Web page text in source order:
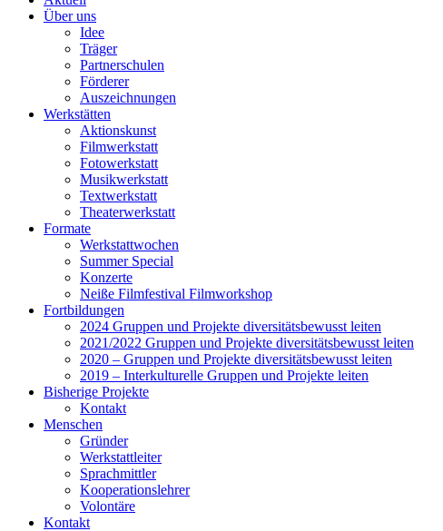
Über uns
Idee
Träger
Partnerschulen
Förderer
Auszeichnungen
Werkstätten
Aktionskunst
Filmwerkstatt
Fotowerkstatt
Musikwerkstatt
Textwerkstatt
Theaterwerkstatt
Formate
Werkstattwochen
Summer Special
Konzerte
Neiße Filmfestival Filmworkshop
Fortbildungen
2024 Gruppen und Projekte diversitätsbewusst leiten
2021/2022 Gruppen und Projekte diversitätsbewusst leiten
2020 – Gruppen und Projekte diversitätsbewusst leiten
2019 – Interkulturelle Gruppen und Projekte leiten
Bisherige Projekte
Kontakt
Menschen
Gründer
Werkstattleiter
Sprachmittler
Kooperationslehrer
Volontäre
Kontakt